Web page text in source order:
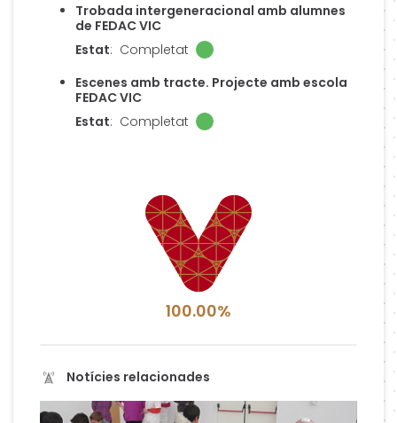
Trobada intergeneracional amb alumnes
de FEDAC VIC
Estat: Completat
Escenes amb tracte. Projecte amb escola
FEDAC VIC
Estat: Completat
100.00%
Notícies relacionades